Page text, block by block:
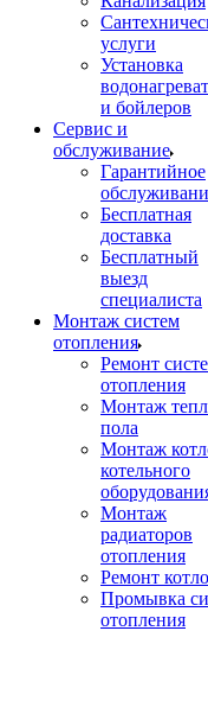
услуги
Установка
и бойлеров
Сервис и
обслуживание
Гарантийное
Бесплатная
доставка
Бесплатный
выезд
специалиста
Монтаж систем
отопления
Ремонт
отопления
Монтаж
пола
Монтаж
котельного
Монтаж
радиаторов
отопления
Ремонт
Промывка
отопления